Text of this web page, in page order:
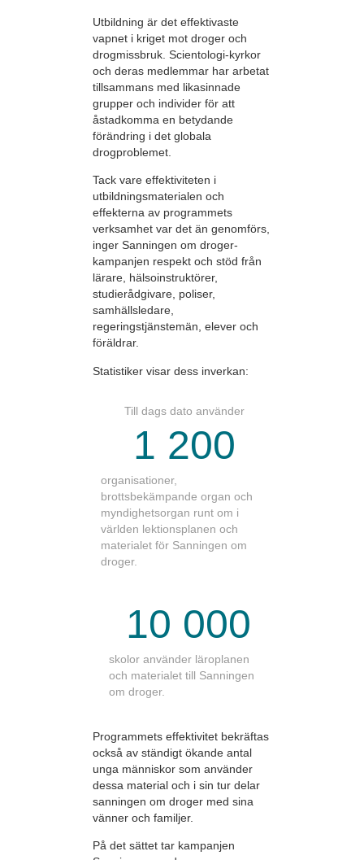
Utbildning är det effektivaste
vapnet i kriget mot droger och
drogmissbruk. Scientologi-kyrkor
och deras medlemmar har arbetat
tillsammans med likasinnade
grupper och individer för att
åstadkomma en betydande
förändring i det globala
drogproblemet.
Tack vare effektiviteten i
utbildningsmaterialen och
effekterna av programmets
verksamhet var det än genomförs,
inger Sanningen om droger-
kampanjen respekt och stöd från
lärare, hälsoinstruktörer,
studierådgivare, poliser,
samhällsledare,
regeringstjänstemän, elever och
föräldrar.
Statistiker visar dess inverkan:
Till dags dato använder
1 200
organisationer,
brottsbekämpande organ och
myndighetsorgan runt om i
världen lektionsplanen och
materialet för Sanningen om
droger.
10 000
skolor använder läroplanen
och materialet till Sanningen
om droger.
Programmets effektivitet bekräftas
också av ständigt ökande antal
unga människor som använder
dessa material och i sin tur delar
sanningen om droger med sina
vänner och familjer.
På det sättet tar kampanjen